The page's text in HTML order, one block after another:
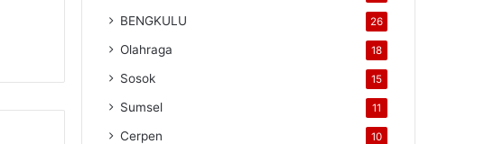
BENGKULU 26
Olahraga 18
Sosok 15
Sumsel 11
Cerpen 10